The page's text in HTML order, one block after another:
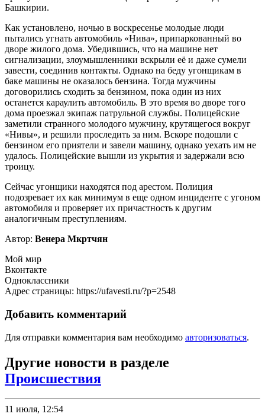
Башкирии.
Как установлено, ночью в воскресенье молодые люди
пытались угнать автомобиль «Нива», припаркованный во
дворе жилого дома. Убедившись, что на машине нет
сигнализации, злоумышленники вскрыли её и даже сумели
завести, соединив контакты. Однако на беду угонщикам в
баке машины не оказалось бензина. Тогда мужчины
договорились сходить за бензином, пока один из них
останется караулить автомобиль. В это время во дворе того
дома проезжал экипаж патрульной службы. Полицейские
заметили странного молодого мужчину, крутящегося вокруг
«Нивы», и решили проследить за ним. Вскоре подошли с
бензином его приятели и завели машину, однако уехать им не
удалось. Полицейские вышли из укрытия и задержали всю
троицу.
Сейчас угонщики находятся под арестом. Полиция
подозревает их как минимум в еще одном инциденте с угоном
автомобиля и проверяет их причастность к другим
аналогичным преступлениям.
Автор: Венера Мкртчян
Мой мир
Вконтакте
Одноклассники
Адрес страницы: https://ufavesti.ru/?p=2548
Добавить комментарий
Для отправки комментария вам необходимо авторизоваться.
Другие новости в разделе
Происшествия
11 июля, 12:54